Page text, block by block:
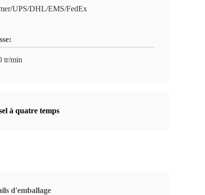
UPS/DHL/EMS/FedEx
tr/min
à quatre temps
d'emballage